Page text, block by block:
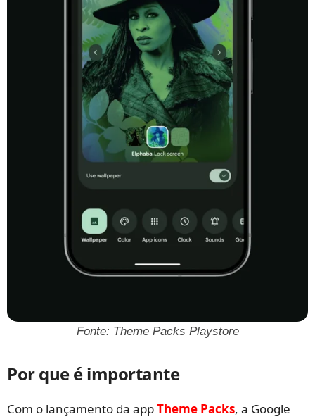
Fonte: Theme Packs Playstore
Por que é importante
Com o lançamento da appTheme Packs, a Google